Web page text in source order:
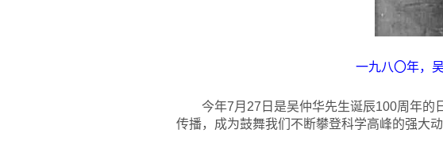
一九八〇年，
今年7月27日是吴仲华先生诞辰100周年的
传播，成为鼓舞我们不断攀登科学高峰的强大动